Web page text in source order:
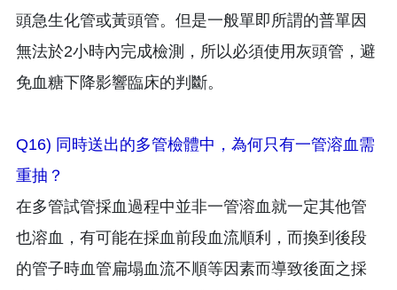
頭急生化管或黃頭管。但是一般單即所謂的普單因
無法於2小時內完成檢測，所以必須使用灰頭管，避
免血糖下降影響臨床的判斷。
Q16) 同時送出的多管檢體中，為何只有一管溶血需
重抽？
在多管試管採血過程中並非一管溶血就一定其他管
也溶血，有可能在採血前段血流順利，而換到後段
的管子時血管扁塌血流不順等因素而導致後面之採